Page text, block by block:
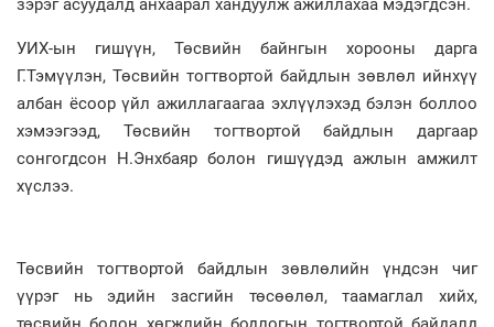
зэрэг асуудалд анхаарал хандуулж ажиллахаа мэдэгдсэн.
УИХ-ын гишүүн, Төсвийн байнгын хорооны дарга
Г.Тэмүүлэн, Төсвийн тогтвортой байдлын зөвлөл ийнхүү
албан ёсоор үйл ажиллагаагаа эхлүүлэхэд бэлэн боллоо
хэмээгээд, Төсвийн тогтвортой байдлын даргаар
сонгогдсон Н.Энхбаяр болон гишүүдэд ажлын амжилт
хүслээ.
Төсвийн тогтвортой байдлын зөвлөлийн үндсэн чиг
үүрэг нь эдийн засгийн төсөөлөл, таамаглал хийх,